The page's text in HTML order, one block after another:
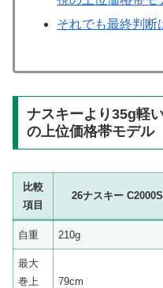
それでも最終判断
ナスキーより35g軽
の上位価格帯モデル
比較
項目
26ナスキー
自重 210g
最大
巻上
79cm